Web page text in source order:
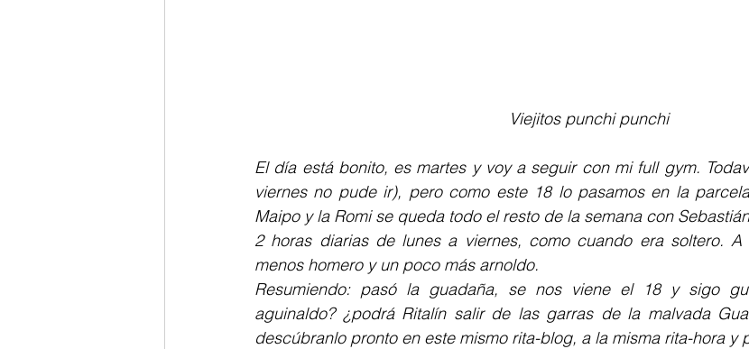
Viejitos punchi punchi
El día está bonito, es martes y voy a seguir con mi full gym.
viernes no pude ir), pero como este 18 lo pasamos en la
Maipo y la Romi se queda todo el resto de la semana con
2 horas diarias de lunes a viernes, como cuando era soltero.
menos homero y un poco más arnoldo.
Resumiendo: pasó la guadaña, se nos viene el 18 y sigo
aguinaldo? ¿podrá Ritalín salir de las garras de la malvada
descúbranlo pronto en este mismo rita-blog, a la misma rita-hora y